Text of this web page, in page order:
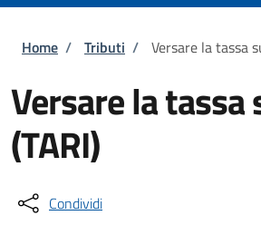
Briciole di pane
Home / Tributi / Versare la tassa
Versare la
(TARI)
Condividi